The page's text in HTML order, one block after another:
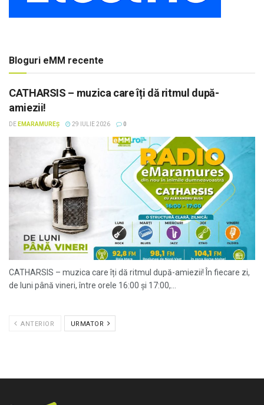
Bloguri eMM recente
CATHARSIS – muzica care îți dă ritmul după-
amiezii!
DE EMARAMUREȘ 29 IULIE 2026 0
CATHARSIS – muzica care îți dă ritmul după-amiezii! În fiecare zi,
de luni până vineri, între orele 16:00 și 17:00,...
ANTERIOR URMATOR